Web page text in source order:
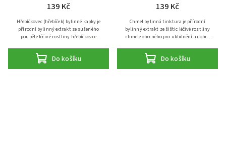
139 Kč
Do košíku
Hřebíčkovec (hřebíček) bylinné kapky je
přírodní bylinný extrakt ze sušeného
poupěte léčivé rostliny hřebíčkovce
(Syzygium aromaticum syn....
139 Kč
Do košíku
Chmel bylinná tinktura je přírodní
bylinný extrakt ze šištic léčivé rostliny
chmele obecného pro uklidnění a dobrý